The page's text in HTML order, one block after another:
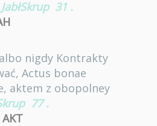
JabłSkrup 31 .
nigdy Kontrakty
Actus bonae
aktem z obopolney
77 .
AKT